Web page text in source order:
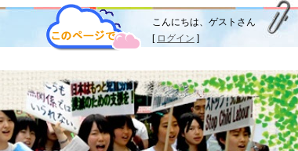
こんにちは、ゲストさん
[ ログイン ]